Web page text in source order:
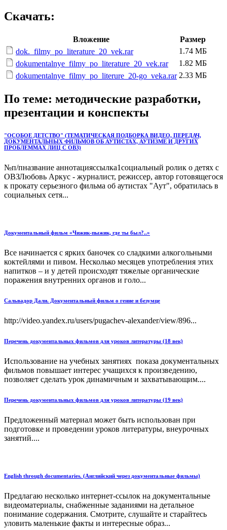
Скачать:
Вложение
Размер
dok._filmy_po_literature_20_vek.rar
1.74 МБ
dokumentalnye_filmy_po_literature_20_vek.rar
1.82 МБ
dokumentalnye_filmy_po_literure_20-go_veka.rar 2.33 МБ
По теме: методические разработки,
презентации и конспекты
"ОСОБОЕ ДЕТСТВО" (ТЕМАТИЧЕСКАЯ ПОДБОРКА ВИДЕО, ПЕРЕДАЧ,
ДОКУМЕНТАЛЬНЫХ ФИЛЬМОВ ОБ АУТИСТАХ, АУТИЗМЕ И ДРУГИХ
ПРОБЛЕММАХ ЛИЦ С ОВЗ)
№п/пназвание аннотацияссылка1социальный ролик о детях с
ОВЗЛюбовь Аркус - журналист, режиссер, автор готовящегося
к прокату серьезного фильма об аутистах "Аут", обратилась в
социальных сетя...
Документальный фильм «Чижик-пыжик, где ты был?..»
Все начинается с ярких баночек со сладкими алкогольными
коктейлями и пивом. Несколько месяцев употребления этих
напитков – и у детей происходят тяжелые органические
поражения внутренних органов и голо...
Сальвадор Дали. Документальный фильм о гение и безумце
http://video.yandex.ru/users/pugachev-alexander/view/896...
Перечень документальных фильмов для уроков литературы (18 век)
Использование на учебных занятиях показа документальных
фильмов повышает интерес учащихся к произведению,
позволяет сделать урок динамичным и захватывающим....
Перечень документальных фильмов для уроков литературы (19 век)
Предложенный материал может быть использован при
подготовке и проведении уроков литературы, внеурочных
занятий....
English through documentaries. (Английский через документальные фильмы)
Предлагаю несколько интернет-ссылок на документальные
видеоматериалы, снабженные заданиями на детальное
понимание содержания. Смотрите, слушайте и старайтесь
уловить маленькие факты и интересные образ...